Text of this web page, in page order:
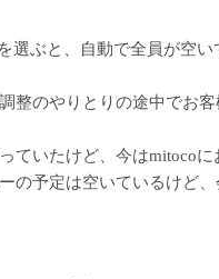
選ぶと、自動で全員が空い
整のやりとりの途中でお客
いたけど、今はmitocoに
の予定は空いているけど